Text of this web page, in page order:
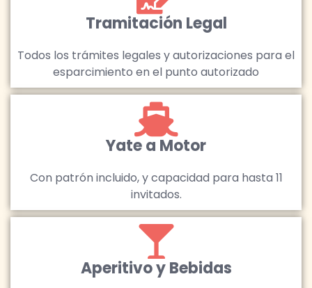
Tramitación Legal
Todos los trámites legales y autorizaciones para el
esparcimiento en el punto autorizado
Yate a Motor
Con patrón incluido, y capacidad para hasta 11
invitados.
Aperitivo y Bebidas